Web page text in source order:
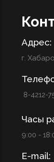
Адрес:
г.
8-4212-
Часы
9:00 -
E-mail: